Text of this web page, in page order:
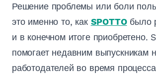
Решение проблемы или боли
это именно то, как SPOTTOбыло
и в конечном итоге приобретено.
помогает недавним выпускникам
работодателей во время